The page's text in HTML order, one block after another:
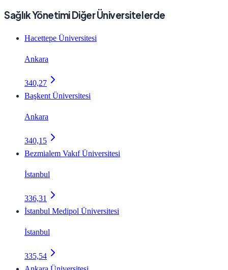
Sağlık Yönetimi Diğer Üniversitelerde
Hacettepe Üniversitesi
Ankara
340,27
Başkent Üniversitesi
Ankara
340,15
Bezmialem Vakıf Üniversitesi
İstanbul
336,31
İstanbul Medipol Üniversitesi
İstanbul
335,54